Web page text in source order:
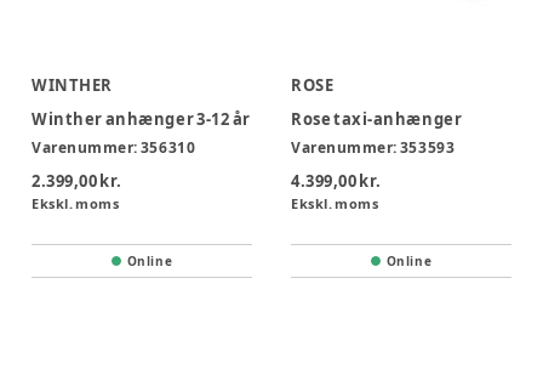
WINTHER
Winther anhænger 3-12 år
Varenummer:356310
2.399,00 kr.
Ekskl. moms
Online
ROSE
Rose taxi-anhænger
Varenummer:353593
4.399,00 kr.
Ekskl. moms
Online